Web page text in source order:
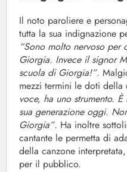
Il noto paroliere e
tutta la sua indignazione
“Sono molto nervoso
Giorgia. Invece il signor
scuola di Giorgia!”.
mezzi termini le doti della
voce, ha uno strumento.
sua generazione oggi.
Giorgia”. Ha inoltre
cantante le permetta di
della canzone
per il pubblico.